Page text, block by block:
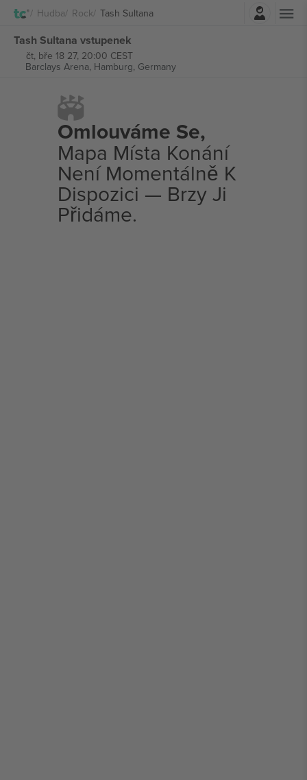
Hudba Rock Tash Sultana
Tash Sultana vstupenek
čt, bře 18 27, 20:00 CEST
Barclays Arena, Hamburg, Germany
Omlouváme Se,
Mapa Místa Konání
Není Momentálně K
Dispozici — Brzy Ji
Přidáme.